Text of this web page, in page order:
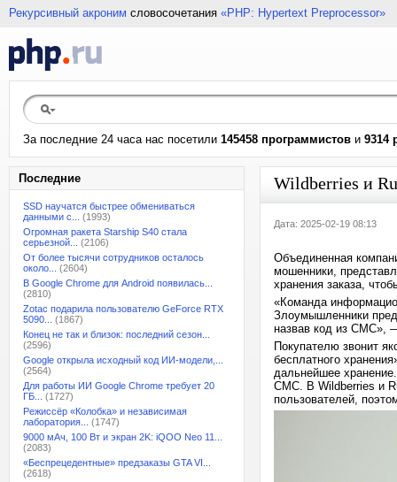
Рекурсивный акроним словосочетания «PHP: Hypertext Preprocessor»
За последние 24 часа нас посетили 145458 программистов и 9314
Последние
SSD научатся быстрее обмениваться
данными с...
(1993)
Огромная ракета Starship S40 стала
серьезной...
(2106)
От более тысячи сотрудников осталось
около...
(2604)
В Google Chrome для Android появилась...
(2810)
Zotac подарила пользователю GeForce RTX
5090...
(1867)
Конец не так и близок: последний сезон...
(2596)
Google открыла исходный код ИИ-модели,...
(2564)
Для работы ИИ Google Chrome требует 20
ГБ...
(1727)
Режиссёр «Колобка» и независимая
лаборатория...
(1747)
9000 мАч, 100 Вт и экран 2K: iQOO Neo 11...
(2083)
«Беспрецедентные» предзаказы GTA VI...
(2618)
Wildberries и
Дата: 2025-02-19 08:13
Объединенная
мошенники,
хранения заказа,
«Команда
Злоумышленники
назвав код из СМС»,
Покупателю звонит
бесплатного
дальнейшее
СМС. В Wildberries и
пользователей,